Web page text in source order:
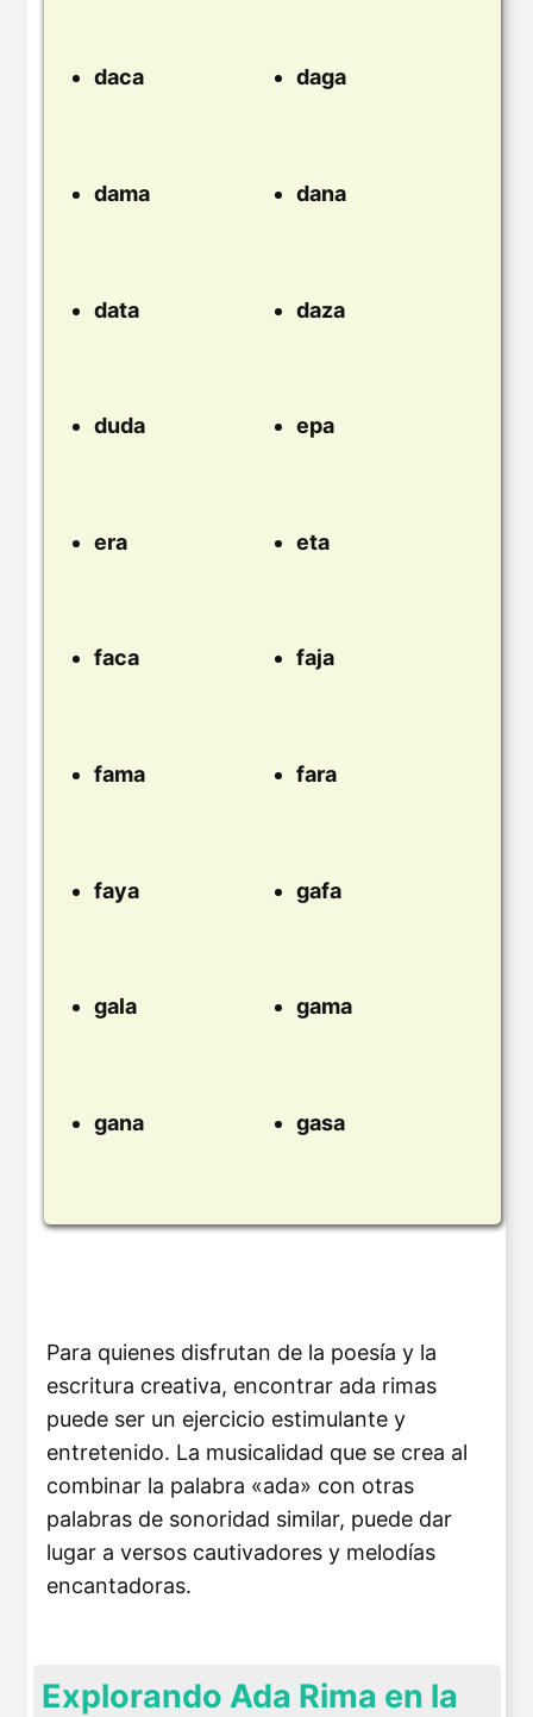
daca daga
dama dana
data daza
duda epa
era eta
faca faja
fama fara
faya gafa
gala gama
gana gasa
Para quienes disfrutan de la poesía y la
escritura creativa, encontrar ada rimas
puede ser un ejercicio estimulante y
entretenido. La musicalidad que se crea al
combinar la palabra «ada» con otras
palabras de sonoridad similar, puede dar
lugar a versos cautivadores y melodías
encantadoras.
Explorando Ada Rima en la